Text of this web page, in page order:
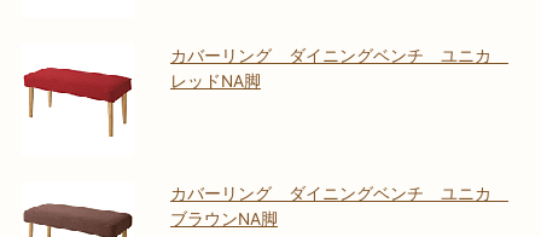
カバーリング ダイニングベンチ ユニカ
レッドNA脚
カバーリング ダイニングベンチ ユニカ
ブラウンNA脚